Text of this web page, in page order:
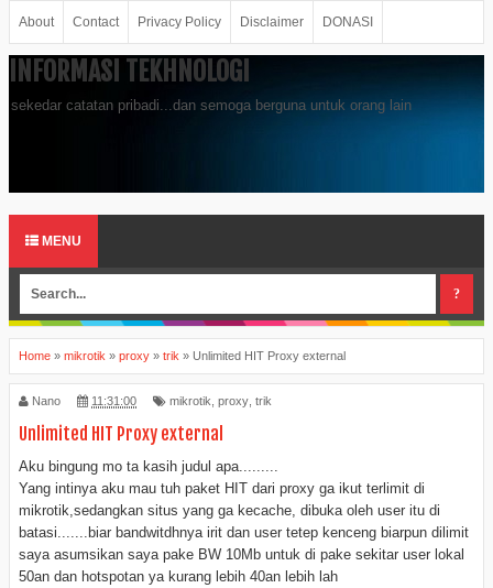
About Contact Privacy Policy Disclaimer DONASI
INFORMASI TEKHNOLOGI
sekedar catatan pribadi...dan semoga berguna untuk orang lain
MENU
Home » mikrotik » proxy » trik » Unlimited HIT Proxy external
Nano 11:31:00 mikrotik proxy trik
Unlimited HIT Proxy external
Aku bingung mo ta kasih judul apa.........
Yang intinya aku mau tuh paket HIT dari proxy ga ikut terlimit di
mikrotik,sedangkan situs yang ga kecache, dibuka oleh user itu di
batasi.......biar bandwitdhnya irit dan user tetep kenceng biarpun dilimit
saya asumsikan saya pake BW 10Mb untuk di pake sekitar user lokal
50an dan hotspotan ya kurang lebih 40an lebih lah